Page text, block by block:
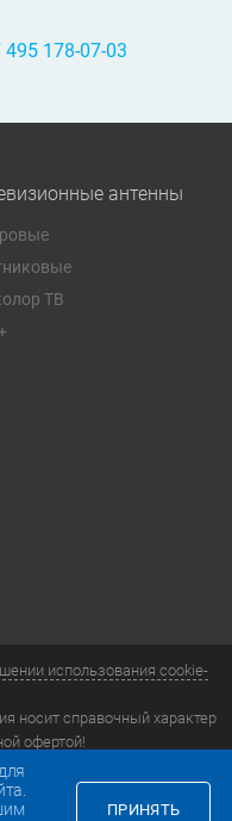
495 178-07-03
антенны
ТВ
использования cookie-
носит справочный характер
офертой!
Садовая улица, 2
ПРИНЯТЬ